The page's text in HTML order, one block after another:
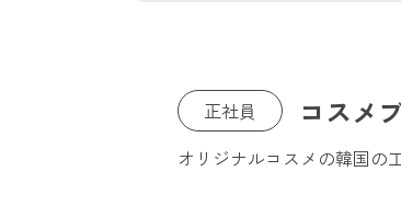
正社員 コスメ
オリジナルコスメの韓国の